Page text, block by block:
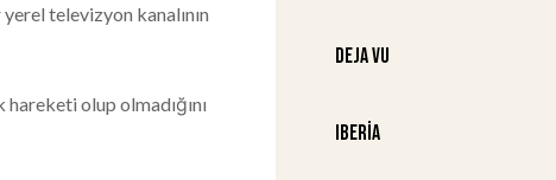
televizyon kanalının
olup olmadığını
Deja Vu
Iberia